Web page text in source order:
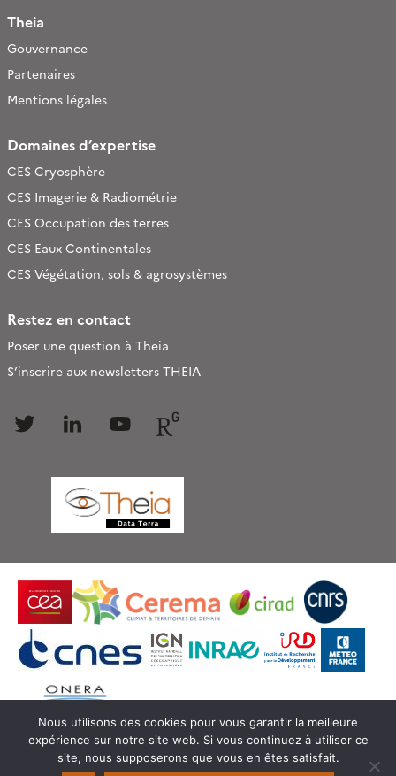
Theia
Gouvernance
Partenaires
Mentions légales
Domaines d’expertise
CES Cryosphère
CES Imagerie & Radiométrie
CES Occupation des terres
CES Eaux Continentales
CES Végétation, sols & agrosystèmes
Restez en contact
Poser une question à Theia
S’inscrire aux newsletters THEIA
Follow Follow
© Copyright Theia -SEDOO (Service de Données
Nous utilisons des cookies pour vous garantir la meilleure
expérience sur notre site web. Si vous continuez à utiliser ce
site, nous supposerons que vous en êtes satisfait.